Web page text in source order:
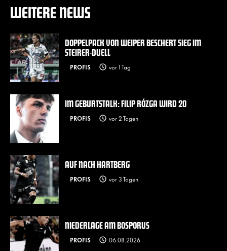
WEITERE NEWS
DOPPELPACK VON WEIPER BESCHERT SIEG IM
STEIRER-DUELL
PROFIS vor 1 Tag
IM GEBURTSTALK: FILIP RÓZGA WIRD 20
PROFIS vor 2 Tagen
AUF NACH HARTBERG
PROFIS vor 3 Tagen
NIEDERLAGE AM BOSPORUS
PROFIS 06.08.2026